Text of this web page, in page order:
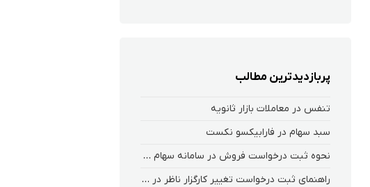
پربازدیدترین مطالب
تنفس در معاملات بازار ثانویه
سبد سهام در فارابیکسو نکست
نحوه ثبت درخواست فروش در سامانه سهام عدالت کارگزاری فارابی(سعدی)
راهنمای ثبت درخواست تغییر کارگزار ناظر در سامانه معاملاتی ریواس